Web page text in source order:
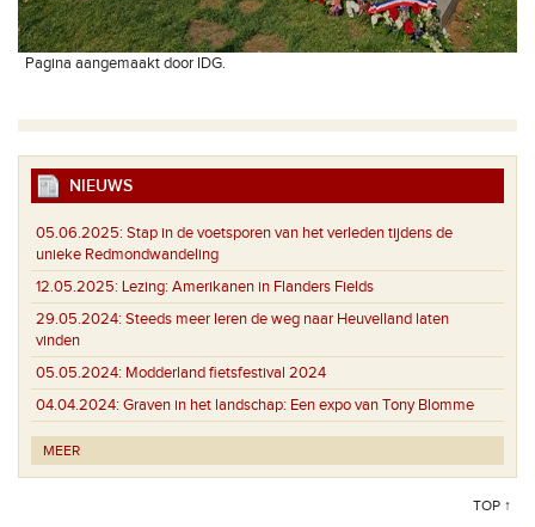
Pagina aangemaakt door IDG.
NIEUWS
05.06.2025: Stap in de voetsporen van het verleden tijdens de
unieke Redmondwandeling
12.05.2025: Lezing: Amerikanen in Flanders Fields
29.05.2024: Steeds meer Ieren de weg naar Heuvelland laten
vinden
05.05.2024: Modderland fietsfestival 2024
04.04.2024: Graven in het landschap: Een expo van Tony Blomme
MEER
TOP ↑